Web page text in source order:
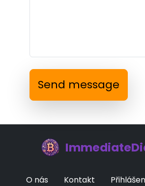
Send message
O nás Kontakt